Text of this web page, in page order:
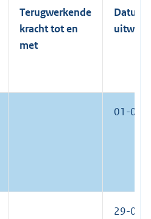
Terugwerkende
kracht tot en
met
Datum
01-01-
29-02-